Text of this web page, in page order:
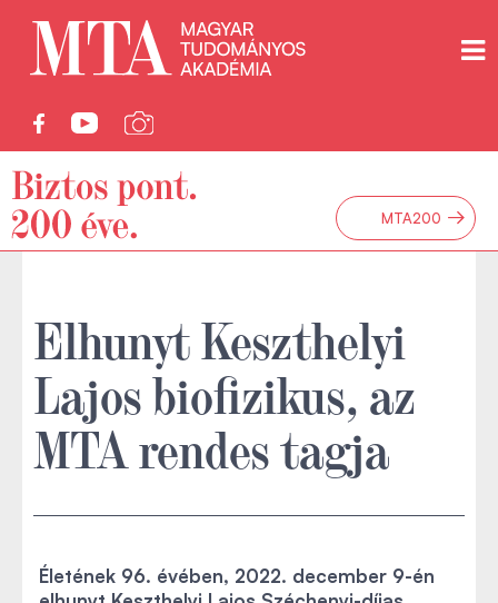
MTA200 →
Elhunyt Keszthelyi
Lajos biofizikus, az
MTA rendes tagja
Életének 96. évében, 2022. december 9-én